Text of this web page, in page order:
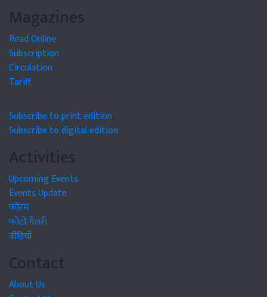
Magazines
Read Online
Subscription
Circulation
Tariff
Subscribe to print edition
Subscribe to digital edition
Activities
Upcoming Events
Events Update
फोरम
फोटो गैलरी
वीडियो
Contact
About Us